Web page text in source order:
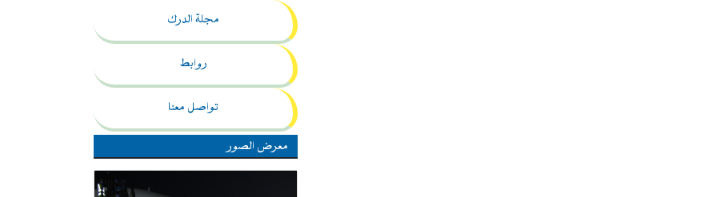
مجلة الدرك
روابط
تواصل معنا
معرض الصور